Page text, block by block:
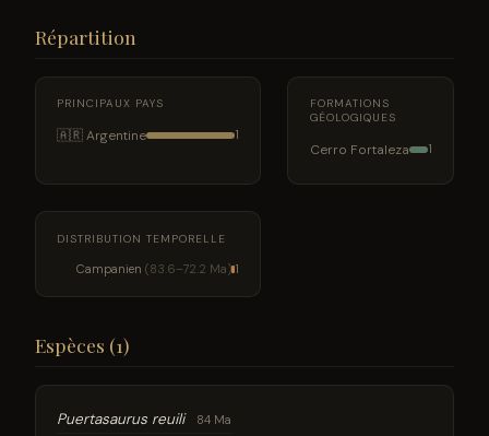
Répartition
PRINCIPAUX PAYS
🇦🇷 Argentine 1
FORMATIONS
GÉOLOGIQUES
Cerro Fortaleza 1
DISTRIBUTION TEMPORELLE
Campanien (83.6–72.2 Ma) 1
Espèces (1)
Puertasaurus reuili 84 Ma